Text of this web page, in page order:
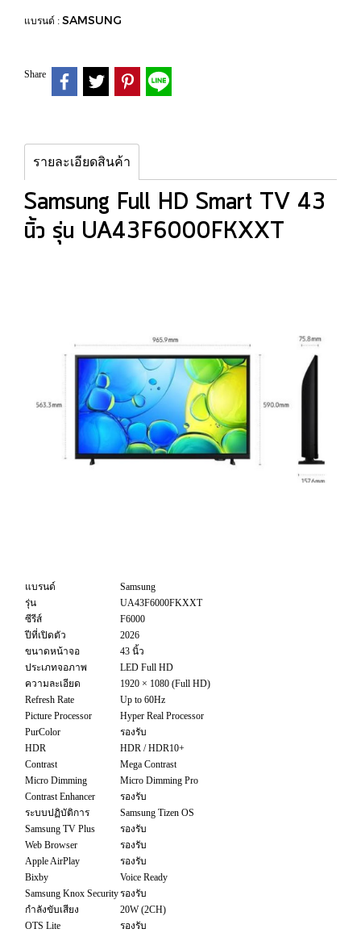
แบรนด์ : SAMSUNG
Share
รายละเอียดสินค้า
Samsung Full HD Smart TV 43
นิ้ว รุ่น UA43F6000FKXXT
แบรนด์
Samsung
รุ่น
UA43F6000FKXXT
ซีรีส์
F6000
ปีที่เปิดตัว
2026
ขนาดหน้าจอ
43 นิ้ว
ประเภทจอภาพ
LED Full HD
ความละเอียด
1920 × 1080 (Full HD)
Refresh Rate
Up to 60Hz
Picture Processor
Hyper Real Processor
PurColor
รองรับ
HDR
HDR / HDR10+
Contrast
Mega Contrast
Micro Dimming
Micro Dimming Pro
Contrast Enhancer
รองรับ
ระบบปฏิบัติการ
Samsung Tizen OS
Samsung TV Plus
รองรับ
Web Browser
รองรับ
Apple AirPlay
รองรับ
Bixby
Voice Ready
Samsung Knox Securityรองรับ
กำลังขับเสียง
20W (2CH)
OTS Lite
รองรับ